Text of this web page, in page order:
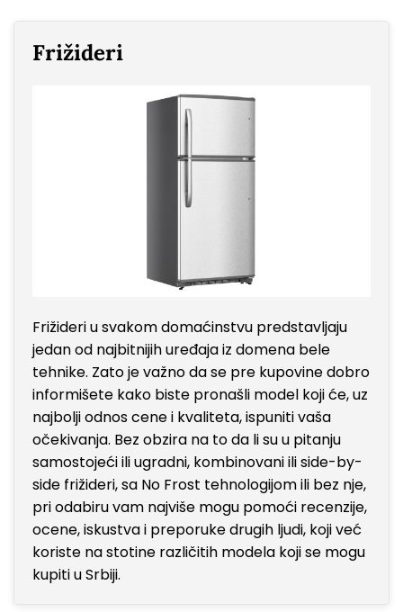
Frižideri
Frižideri u svakom domaćinstvu predstavljaju
jedan od najbitnijih uređaja iz domena bele
tehnike. Zato je važno da se pre kupovine dobro
informišete kako biste pronašli model koji će, uz
najbolji odnos cene i kvaliteta, ispuniti vaša
očekivanja. Bez obzira na to da li su u pitanju
samostojeći ili ugradni, kombinovani ili side-by-
side frižideri, sa No Frost tehnologijom ili bez nje,
pri odabiru vam najviše mogu pomoći recenzije,
ocene, iskustva i preporuke drugih ljudi, koji već
koriste na stotine različitih modela koji se mogu
kupiti u Srbiji.